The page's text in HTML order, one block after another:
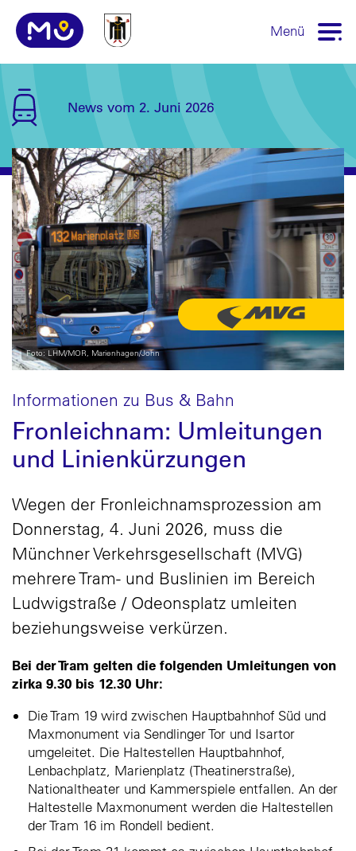
Menü
News vom 2. Juni 2026
Informationen zu Bus & Bahn
Fronleichnam: Umleitungen
und Linienkürzungen
Wegen der Fronleichnamsprozession am
Donnerstag, 4. Juni 2026, muss die
Münchner Verkehrsgesellschaft (MVG)
mehrere Tram- und Buslinien im Bereich
Ludwigstraße / Odeonsplatz umleiten
beziehungsweise verkürzen.
Foto: LHM/MOR, Marienhagen/John
Bei der Tram gelten die folgenden Umleitungen von
zirka 9.30 bis 12.30 Uhr:
Die Tram 19 wird zwischen Hauptbahnhof Süd und
Maxmonument via Sendlinger Tor und Isartor
umgeleitet. Die Haltestellen Hauptbahnhof,
Lenbachplatz, Marienplatz (Theatinerstraße),
Nationaltheater und Kammerspiele entfallen. An der
Haltestelle Maxmonument werden die Haltestellen
der Tram 16 im Rondell bedient.